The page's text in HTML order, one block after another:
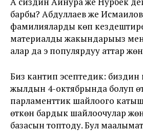
барбы? Абдуллаев же
фамилияларды көп
материалды жакындарыңыз
алар да эң популярдуу аттар
Биз кантип эсептедик:
жылдын 4-октябрында болуп
парламенттик шайлоого
өткөн бардык шайлоочулар
базасын топтоду. Бул